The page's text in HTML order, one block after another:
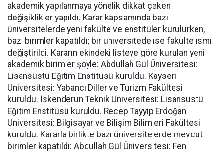
akademik yapılanmaya yönelik dikkat çeken
değişiklikler yapıldı. Karar kapsamında bazı
üniversitelerde yeni fakülte ve enstitüler kurulurken,
bazı birimler kapatıldı; bir üniversitede ise fakülte ismi
değiştirildi. Kararın ekindeki listeye göre kurulan yeni
akademik birimler şöyle: Abdullah Gül Üniversitesi:
Lisansüstü Eğitim Enstitüsü kuruldu. Kayseri
Üniversitesi: Yabancı Diller ve Turizm Fakültesi
kuruldu. İskenderun Teknik Üniversitesi: Lisansüstü
Eğitim Enstitüsü kuruldu. Recep Tayyip Erdoğan
Üniversitesi: Bilgisayar ve Bilişim Bilimleri Fakültesi
kuruldu. Kararla birlikte bazı üniversitelerde mevcut
birimler kapatıldı: Abdullah Gül Üniversitesi: Fen